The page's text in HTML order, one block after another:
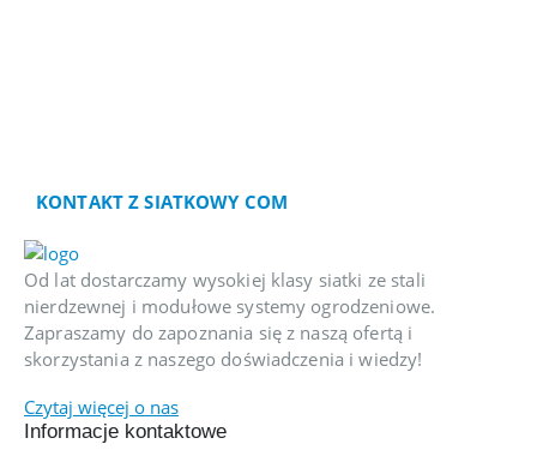
KONTAKT Z SIATKOWY COM
Od lat dostarczamy wysokiej klasy siatki ze stali
nierdzewnej i modułowe systemy ogrodzeniowe.
Zapraszamy do zapoznania się z naszą ofertą i
skorzystania z naszego doświadczenia i wiedzy!
Czytaj więcej o nas
Informacje kontaktowe